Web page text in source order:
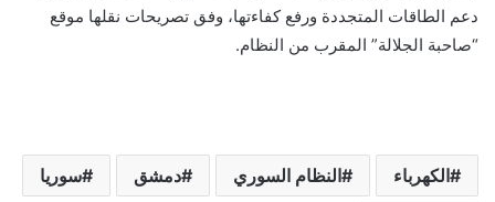
دعم الطاقات المتجددة ورفع كفاءتها، وفق تصريحات نقلها موقع
“صاحبة الجلالة” المقرب من النظام.
الكهرباء النظام السوري دمشق سوريا